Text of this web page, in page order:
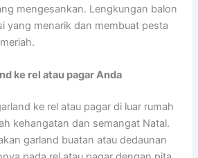
mengesankan. Lengkungan balon
yang menarik dan membuat pesta
ke rel atau pagar Anda
ke rel atau pagar di luar rumah
kehangatan dan semangat Natal.
garland buatan atau dedaunan